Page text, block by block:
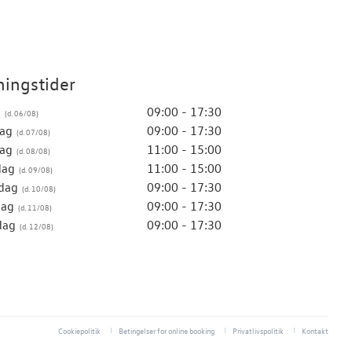
09:00 - 17:30
09:00 - 17:30
11:00 - 15:00
11:00 - 15:00
09:00 - 17:30
09:00 - 17:30
09:00 - 17:30
Cookiepolitik Betingelser for online booking Privatlivspolitik Kontakt